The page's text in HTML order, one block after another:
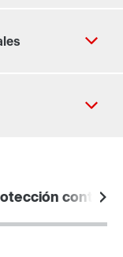
contra